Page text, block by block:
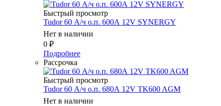
Быстрый просмотр
Tudor 60 А/ч о.п. 600А 12V SYNERGY
Нет в наличии
0 ₽
Подробнее
Рассрочка
Быстрый просмотр
Tudor 60 А/ч о.п. 680А 12V TK600 AGM
Нет в наличии